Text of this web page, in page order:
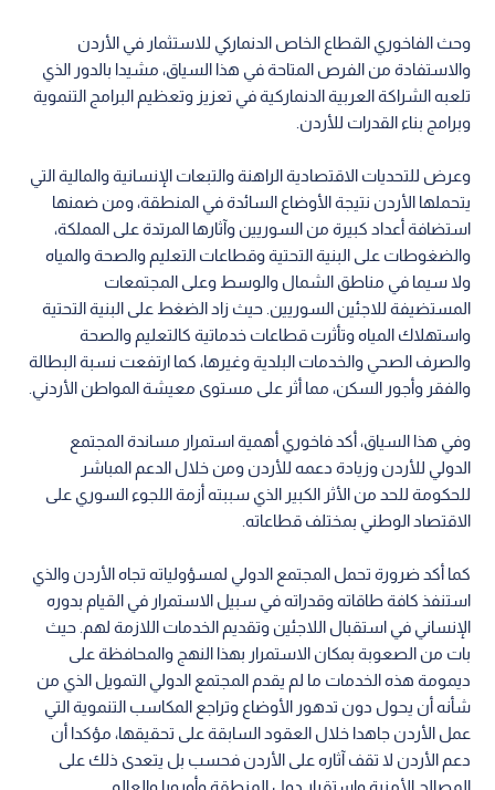
وحث الفاخوري القطاع الخاص الدنماركي للاستثمار في الأردن
والاستفادة من الفرص المتاحة في هذا السياق، مشيدا بالدور الذي
تلعبه الشراكة العربية الدنماركية في تعزيز وتعظيم البرامج التنموية
وبرامج بناء القدرات للأردن.
وعرض للتحديات الاقتصادية الراهنة والتبعات الإنسانية والمالية التي
يتحملها الأردن نتيجة الأوضاع السائدة في المنطقة، ومن ضمنها
استضافة أعداد كبيرة من السوريين وآثارها المرتدة على المملكة،
والضغوطات على البنية التحتية وقطاعات التعليم والصحة والمياه
ولا سيما في مناطق الشمال والوسط وعلى المجتمعات
المستضيفة للاجئين السوريين. حيث زاد الضغط على البنية التحتية
واستهلاك المياه وتأثرت قطاعات خدماتية كالتعليم والصحة
والصرف الصحي والخدمات البلدية وغيرها، كما ارتفعت نسبة البطالة
والفقر وأجور السكن، مما أثر على مستوى معيشة المواطن الأردني.
وفي هذا السياق، أكد فاخوري أهمية استمرار مساندة المجتمع
الدولي للأردن وزيادة دعمه للأردن ومن خلال الدعم المباشر
للحكومة للحد من الأثر الكبير الذي سببته أزمة اللجوء السوري على
الاقتصاد الوطني بمختلف قطاعاته.
كما أكد ضرورة تحمل المجتمع الدولي لمسؤولياته تجاه الأردن والذي
استنفذ كافة طاقاته وقدراته في سبيل الاستمرار في القيام بدوره
الإنساني في استقبال اللاجئين وتقديم الخدمات اللازمة لهم. حيث
بات من الصعوبة بمكان الاستمرار بهذا النهج والمحافظة على
ديمومة هذه الخدمات ما لم يقدم المجتمع الدولي التمويل الذي من
شأنه أن يحول دون تدهور الأوضاع وتراجع المكاسب التنموية التي
عمل الأردن جاهدا خلال العقود السابقة على تحقيقها، مؤكدا أن
دعم الأردن لا تقف آثاره على الأردن فحسب بل يتعدى ذلك على
المصالح الأمنية واستقرار دول المنطقة وأوروبا والعالم.